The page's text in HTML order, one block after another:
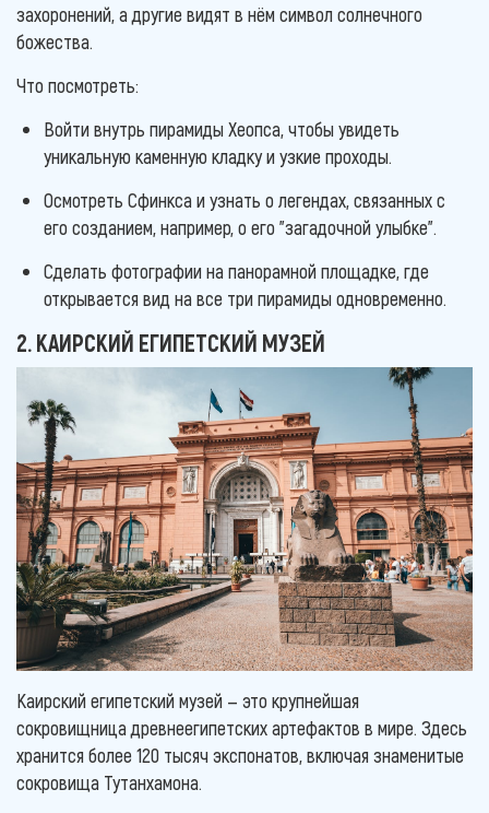
захоронений, а другие видят в нём символ солнечного
божества.
Что посмотреть:
Войти внутрь пирамиды Хеопса, чтобы увидеть
уникальную каменную кладку и узкие проходы.
Осмотреть Сфинкса и узнать о легендах, связанных с
его созданием, например, о его "загадочной улыбке".
Сделать фотографии на панорамной площадке, где
открывается вид на все три пирамиды одновременно.
2. КАИРСКИЙ ЕГИПЕТСКИЙ МУЗЕЙ
Каирский египетский музей — это крупнейшая
сокровищница древнеегипетских артефактов в мире. Здесь
хранится более 120 тысяч экспонатов, включая знаменитые
сокровища Тутанхамона.